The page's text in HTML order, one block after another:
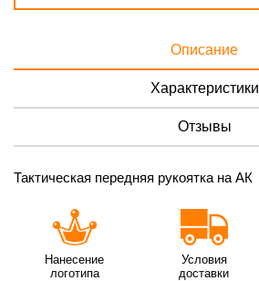
Описание
Характеристики
Отзывы
Тактическая передняя рукоятка на АК
Нанесение
логотипа
Условия
доставки